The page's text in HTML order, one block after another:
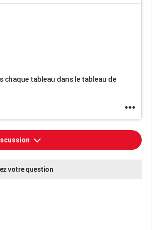
tableau dans le tableau de
votre question